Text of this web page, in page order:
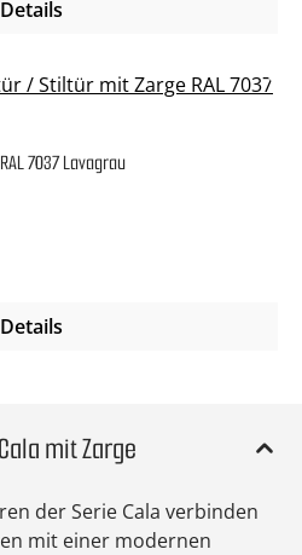
Details
7037 Lavagrau
Details
mit Zarge
der Serie Cala verbinden
mit einer modernen